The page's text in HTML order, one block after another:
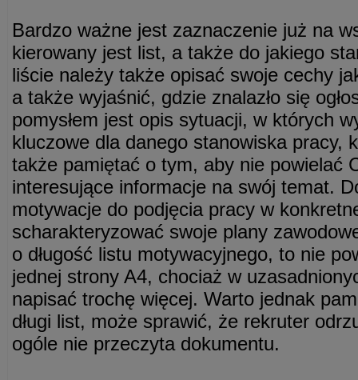
Bardzo ważne jest zaznaczenie już na
kierowany jest list, a także do jakiego
liście należy także opisać swoje cechy
a także wyjaśnić, gdzie znalazło się
pomysłem jest opis sytuacji, w których
kluczowe dla danego stanowiska pracy,
także pamiętać o tym, aby nie powielać
interesujące informacje na swój temat.
motywacje do podjęcia pracy w
scharakteryzować swoje plany
o długość listu motywacyjnego, to nie
jednej strony A4, chociaż w
napisać trochę więcej. Warto jednak
długi list, może sprawić, że rekruter
ogóle nie przeczyta dokumentu.